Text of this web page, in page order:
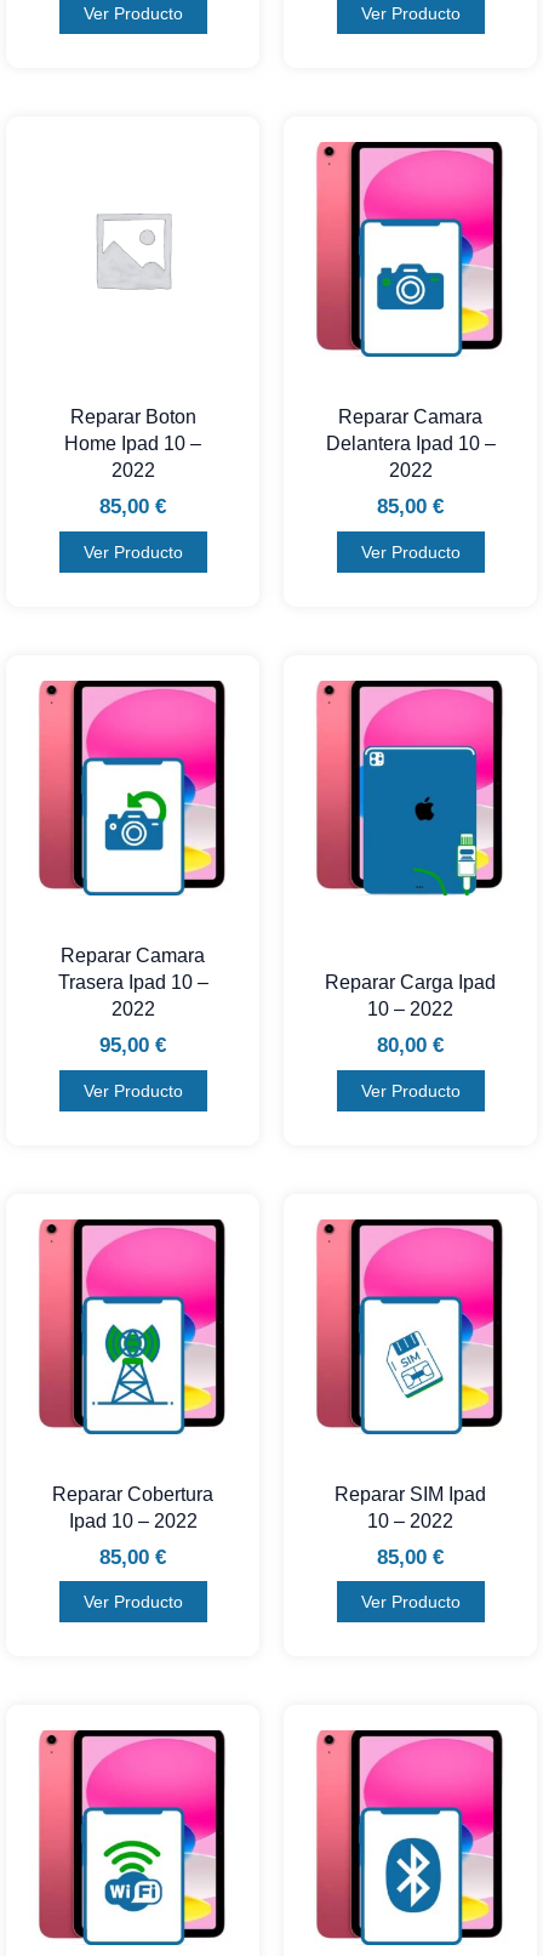
Ver Producto Ver Producto
Reparar Boton
Home Ipad 10 –
2022
85,00 €
Ver Producto
Reparar Camara
Delantera Ipad 10 –
2022
85,00 €
Ver Producto
Reparar Camara
Trasera Ipad 10 –
2022
95,00 €
Ver Producto
Reparar Carga Ipad
10 – 2022
80,00 €
Ver Producto
Reparar Cobertura
Ipad 10 – 2022
85,00 €
Ver Producto
Reparar SIM Ipad
10 – 2022
85,00 €
Ver Producto